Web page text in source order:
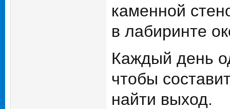
каменной
в лабиринте
Каждый день
чтобы
найти выход.